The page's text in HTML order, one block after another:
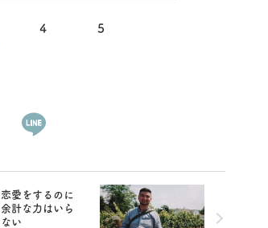
4 5
恋愛をするのに
余計な力はいら
ない